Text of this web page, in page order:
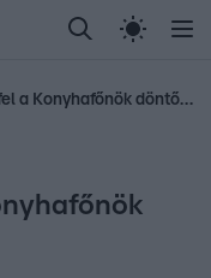
Randi Celeb vagyok,
Wanted Gallusz
Lángok csaptak fel a Konyhafőnök döntőjében